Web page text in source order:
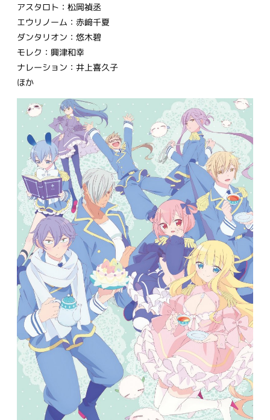
アスタロト：松岡禎丞
エウリノーム：赤﨑千夏
ダンタリオン：悠木碧
モレク：興津和幸
ナレーション：井上喜久子
ほか